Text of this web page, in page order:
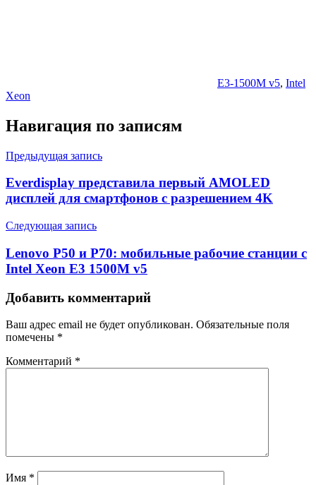
E3-1500M v5, Intel
Xeon
Навигация по записям
Предыдущая запись
Everdisplay представила первый AMOLED
дисплей для смартфонов с разрешением 4K
Следующая запись
Lenovo P50 и P70: мобильные рабочие станции с
Intel Xeon E3 1500M v5
Добавить комментарий
Ваш адрес email не будет опубликован. Обязательные поля
помечены *
Комментарий *
Имя *